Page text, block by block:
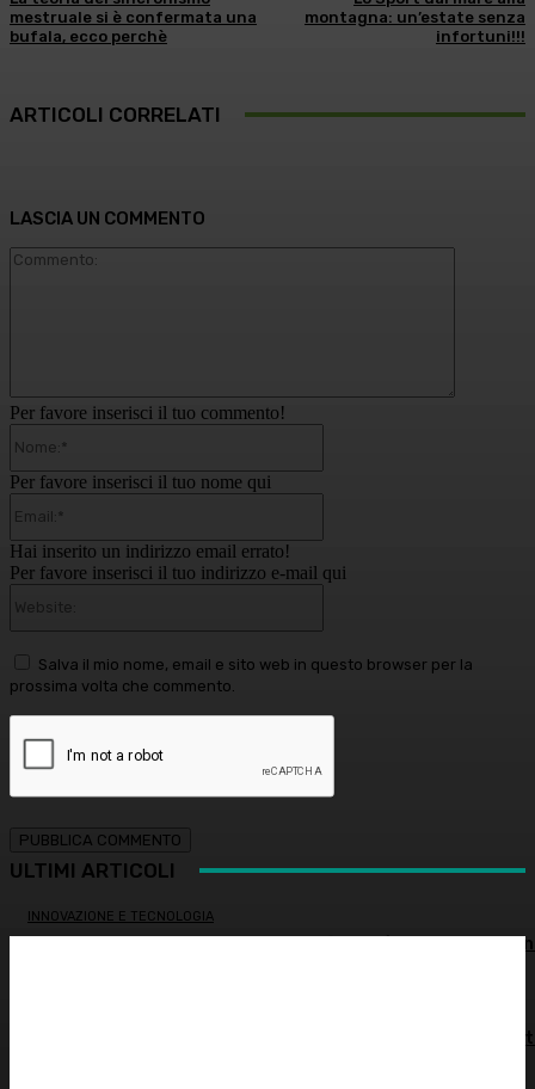
mestruale si è confermata una
bufala, ecco perchè
montagna: un’estate senza
infortuni!!!
ARTICOLI CORRELATI
LASCIA UN COMMENTO
Per favore inserisci il tuo commento!
Per favore inserisci il tuo nome qui
Hai inserito un indirizzo email errato!
Per favore inserisci il tuo indirizzo e-mail qui
Salva il mio nome, email e sito web in questo browser per la
prossima volta che commento.
ULTIMI ARTICOLI
INNOVAZIONE E TECNOLOGIA
Virus creati con l’intelligenza artificiale: è la prima volta
Restituire luce e vitalità allo sguardo, tra medicina